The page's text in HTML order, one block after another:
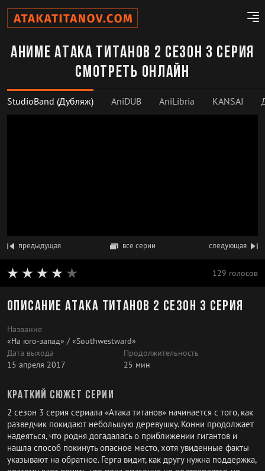
Аниме Атака титанов 2 сезон 3 серия
смотреть онлайн
StudioBand (Дубляж) AniDUB AniLibria KANSAI
предыдущая все серии следующая
129 голосов
Описание Атака титанов 2 сезон 3 серия
Название
«На юго-запад» / «Southwestward»
Дата выхода
15 апреля 2017
Продолжительность
25 мин
Краткий сюжет серии
2 сезон 3 серия сериала «Атака титанов» начинается с того, как
разведчик покидают небольшую деревушку. Конни продолжает
надеяться, что родня догадалась о приближении гигантов и
нашла способ покинуть опасное место, хотя увиденные факты
указывают на обратное. Герга видит, как другу нужна поддержка,